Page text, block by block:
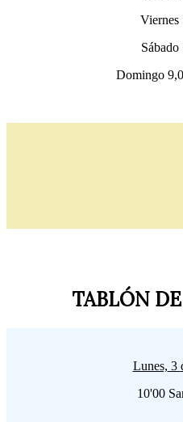
Viernes
Sábado
Domingo
TABLÓN
Lunes, 3
10'00